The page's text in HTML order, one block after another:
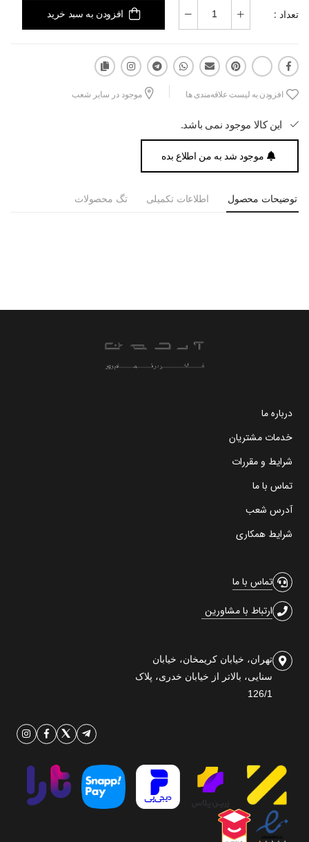
تعداد : افزودن به سبد خرید
افزودن به لیست علاقه‌مندی ها موجود در سایر شعب
این کالا موجود نمی باشد.
موجود شد به من اطلاع بده
توضیحات محصول اطلاعات تکمیلی تگ محصولات
درباره ما
خدمات مشتریان
شرایط و مقررات
تماس با ما
آدرس شعب
شرایط همکاری
تماس با ما
ارتباط با مشاورین
تهران، خیابان کریمخان، خیابان
سنایی، بالاتر از خیابان خدری، پلاک
126/1